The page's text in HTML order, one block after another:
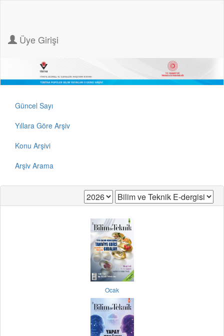
Üye Girişi
Güncel Sayı
Yıllara Göre Arşiv
Konu Arşivi
Arşiv Arama
Ocak